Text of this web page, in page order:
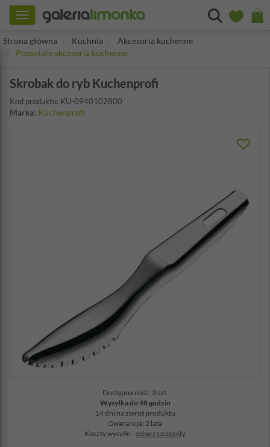
Toggle
navigation
Strona główna
Kuchnia
Akcesoria kuchenne
Pozostałe akcesoria kuchenne
Skrobak do ryb Kuchenprofi
Kod produktu: KU-0940102800
Marka: Küchenprofi
Dostępna ilość: 3 szt.
Wysyłka do 48 godzin
14 dni na zwrot produktu
Gwarancja: 2 lata
Koszty wysyłki -zobacz szczegóły